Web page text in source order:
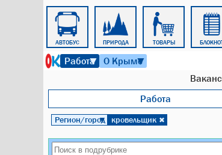
АВТОБУС ПРИРОДА ТОВАРЫ
Работа
▼ О Крыме
▼
Работа
Регион/город
▼ кровельщик ✖